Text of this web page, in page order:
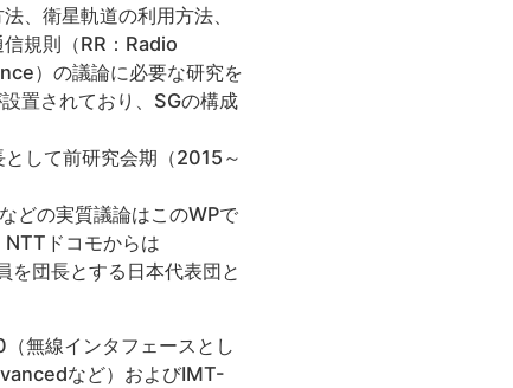
、衛星軌道の利用方法、
規則（RR：Radio
）の議論に必要な研究を
置されており、SGの構成
して前研究会期（2015～
どの実質議論はこのWPで
ドコモからは
団長とする日本代表団と
無線インタフェースとし
など）およびIMT-